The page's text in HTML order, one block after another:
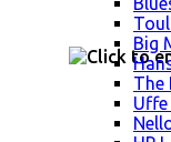
Big
The
Uffe